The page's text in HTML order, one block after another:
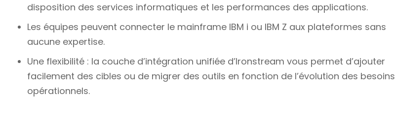
disposition des services informatiques et les performances des applications.
Les équipes peuvent connecter le mainframe IBM i ou IBM Z aux plateformes sans
aucune expertise.
Une flexibilité : la couche d’intégration unifiée d’Ironstream vous permet d’ajouter
facilement des cibles ou de migrer des outils en fonction de l’évolution des besoins
opérationnels.